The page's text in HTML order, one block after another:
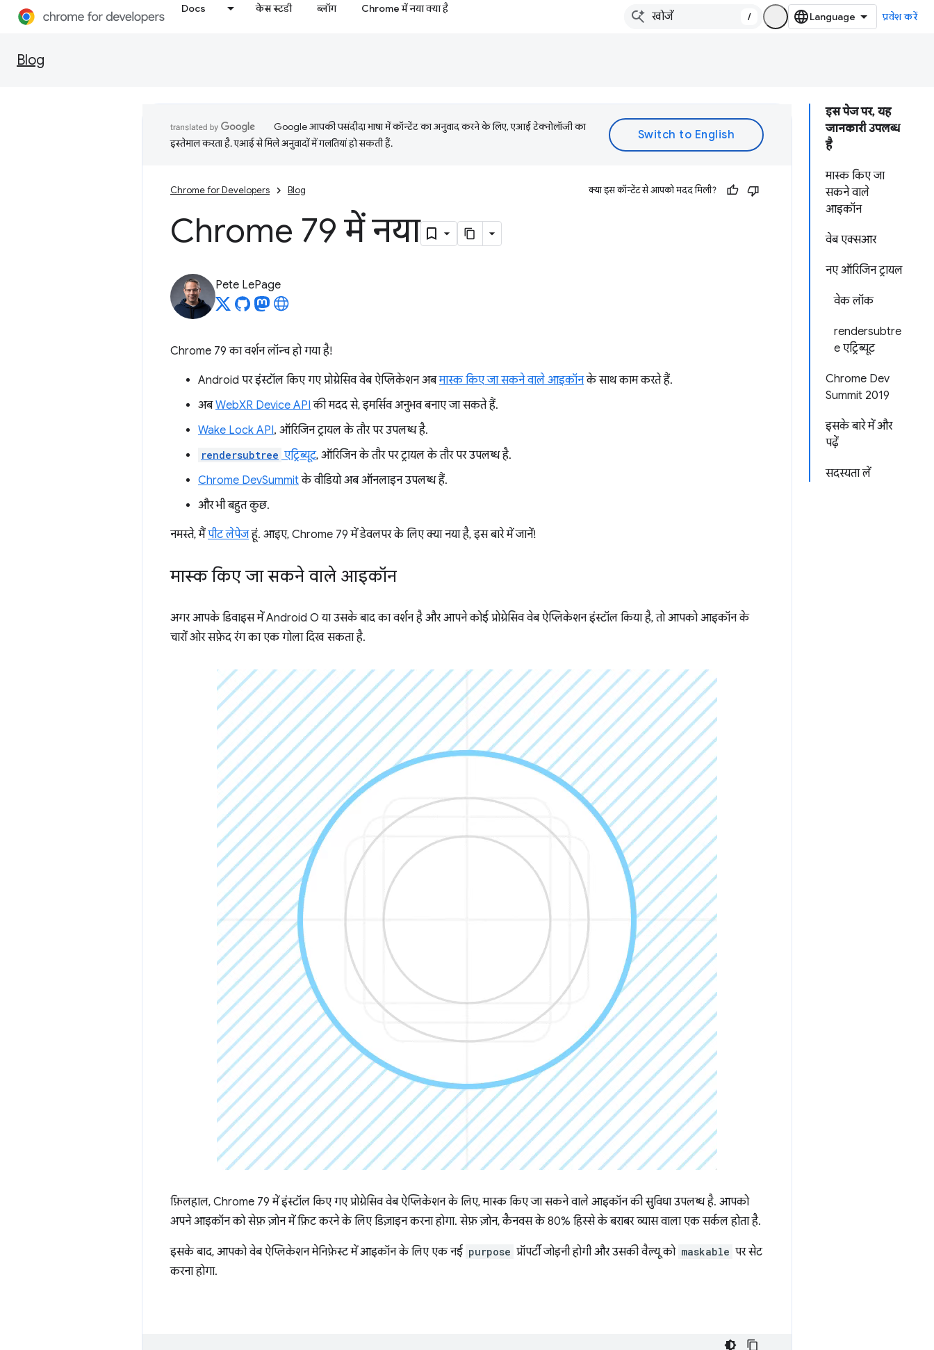
Docs केस स्टडी ब्लॉग Chrome में नया क्या है
/ प्रवेश करें
Blog
इस पेज पर, यह
जानकारी उपलब्ध
है
मास्क किए जा
सकने वाले
आइकॉन
वेब एक्सआर
नए ऑरिजिन ट्रायल
वेक लॉक
rendersubtre
e एट्रिब्यूट
Chrome Dev
Summit 2019
इसके बारे में और
पढ़ें
सदस्यता लें
Google आपकी पसंदीदा भाषा में कॉन्टेंट का अनुवाद करने के लिए, एआई टेक्नोलॉजी का
इस्तेमाल करता है. एआई से मिले अनुवादों में गलतियां हो सकती हैं.
Chrome for Developers Blog क्या इस कॉन्टेंट से आपको मदद मिली?
Chrome 79 में नया
Pete LePage
Chrome 79 का वर्शन लॉन्च हो गया है!
Android पर इंस्टॉल किए गए प्रोग्रेसिव वेब ऐप्लिकेशन अबमास्क किए जा सकने वाले आइकॉनके साथ काम करते हैं.
अबWebXR Device API की मदद से, इमर्सिव अनुभव बनाए जा सकते हैं.
Wake Lock API, ऑरिजिन ट्रायल के तौर पर उपलब्ध है.
rendersubtree एट्रिब्यूट, ऑरिजिन के तौर पर ट्रायल के तौर पर उपलब्ध है.
Chrome DevSummitके वीडियो अब ऑनलाइन उपलब्ध हैं.
और भी बहुत कुछ.
नमस्ते, मैंपीट लेपेजहूं. आइए, Chrome 79 में डेवलपर के लिए क्या नया है, इस बारे में जानें!
मास्क किए जा सकने वाले आइकॉन
अगर आपके डिवाइस में Android O या उसके बाद का वर्शन है और आपने कोई प्रोग्रेसिव वेब ऐप्लिकेशन इंस्टॉल किया है, तो आपको आइकॉन के
चारों ओर सफ़ेद रंग का एक गोला दिख सकता है.
फ़िलहाल, Chrome 79 में इंस्टॉल किए गए प्रोग्रेसिव वेब ऐप्लिकेशन के लिए, मास्क किए जा सकने वाले आइकॉन की सुविधा उपलब्ध है. आपको
अपने आइकॉन को सेफ़ ज़ोन में फ़िट करने के लिए डिज़ाइन करना होगा. सेफ़ ज़ोन, कैनवस के 80% हिस्से के बराबर व्यास वाला एक सर्कल होता है.
इसके बाद, आपको वेब ऐप्लिकेशन मेनिफ़ेस्ट में आइकॉन के लिए एक नई purpose प्रॉपर्टी जोड़नी होगी और उसकी वैल्यू को maskable पर सेट
करना होगा.